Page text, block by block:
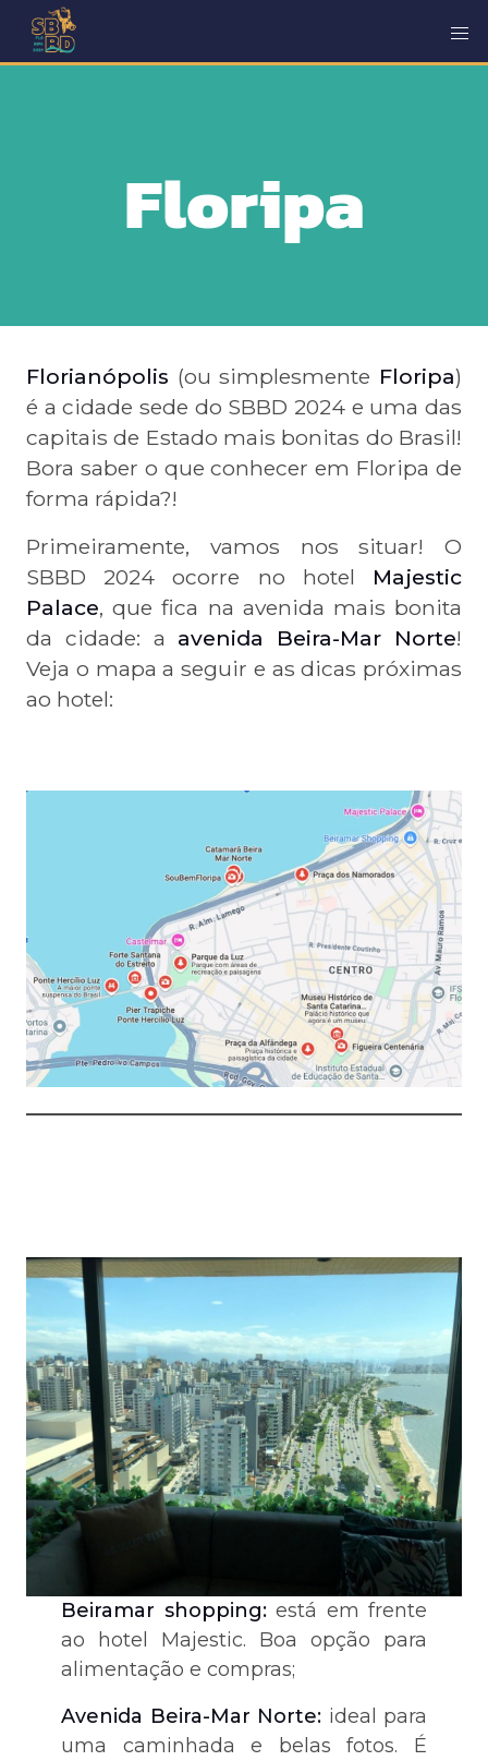
Floripa
Florianópolis (ou simplesmente Floripa)
é a cidade sede do SBBD 2024 e uma das
capitais de Estado mais bonitas do Brasil!
Bora saber o que conhecer em Floripa de
forma rápida?!
Primeiramente, vamos nos situar! O
SBBD 2024 ocorre no hotel Majestic
Palace, que fica na avenida mais bonita
da cidade: a avenida Beira-Mar Norte!
Veja o mapa a seguir e as dicas próximas
ao hotel:
Beiramar shopping:está em frente
ao hotel Majestic. Boa opção para
alimentação e compras;
Avenida Beira-Mar Norte: ideal para
uma caminhada e belas fotos. É